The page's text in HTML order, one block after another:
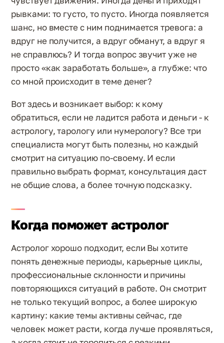
рывками: то густо, то пусто. Иногда появляется
шанс, но вместе с ним поднимается тревога: а
вдруг не получится, а вдруг обманут, а вдруг я
не справлюсь? И тогда вопрос звучит уже не
просто «как заработать больше», а глубже: что
со мной происходит в теме денег?
Вот здесь и возникает выбор: к кому
обратиться, если не ладится работа и деньги - к
астрологу, тарологу или нумерологу? Все три
специалиста могут быть полезны, но каждый
смотрит на ситуацию по-своему. И если
правильно выбрать формат, консультация даст
не общие слова, а более точную подсказку.
Когда поможет астролог
Астролог хорошо подходит, если Вы хотите
понять денежные периоды, карьерные циклы,
профессиональные склонности и причины
повторяющихся ситуаций в работе. Он смотрит
не только текущий вопрос, а более широкую
картину: какие темы активны сейчас, где
человек может расти, когда лучше проявляться,